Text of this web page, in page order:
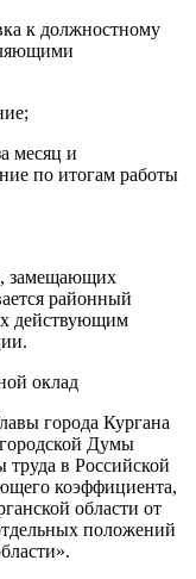
к должностному
месяц и
по итогам работы
замещающих
районный
действующим
оклад
города Кургана
Думы
труда в Российской
коэффициента,
области от
положений